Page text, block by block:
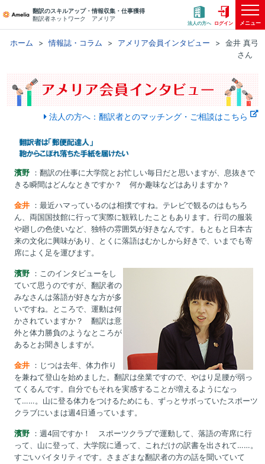
翻訳のスキルアップ・情報収集・仕事獲得
翻訳者ネットワーク アメリア
法人の方へ ログイン メニュー
ホーム 情報誌・コラム アメリア会員インタビュー
金井 真弓
さん
法人の方へ：翻訳者とのマッチング・ご相談はこちら
濱野：翻訳の仕事に大学院とお忙しい毎日だと思いますが、息抜きで
きる瞬間はどんなときですか？ 何か趣味などはありますか？
金井：最近ハマっているのは相撲ですね。テレビで観るのはもちろ
ん、両国国技館に行って実際に観戦したこともあります。行司の服装
や廻しの色使いなど、独特の雰囲気が好きなんです。もともと日本古
来の文化に興味があり、とくに落語はむかしから好きで、いまでも寄
席によく足を運びます。
濱野：このインタビューをし
ていて思うのですが、翻訳者の
みなさんは落語が好きな方が多
いですね。ところで、運動は何
かされていますか？ 翻訳は意
外と体力勝負のようなところが
あるとお聞きしますが。
金井：じつは去年、体力作り
を兼ねて登山を始めました。翻訳は坐業ですので、やはり足腰が弱っ
てくるんです。自分でもそれを実感することが増えるようになっ
て……。山に登る体力をつけるためにも、ずっとサボっていたスポーツ
クラブにいまは週4日通っています。
濱野：週4回ですか！ スポーツクラブで運動して、落語の寄席に行
って、山に登って、大学院に通って、これだけの訳書を出されて……。
すごいバイタリティです。さまざまな翻訳者の方の話を聞いていて